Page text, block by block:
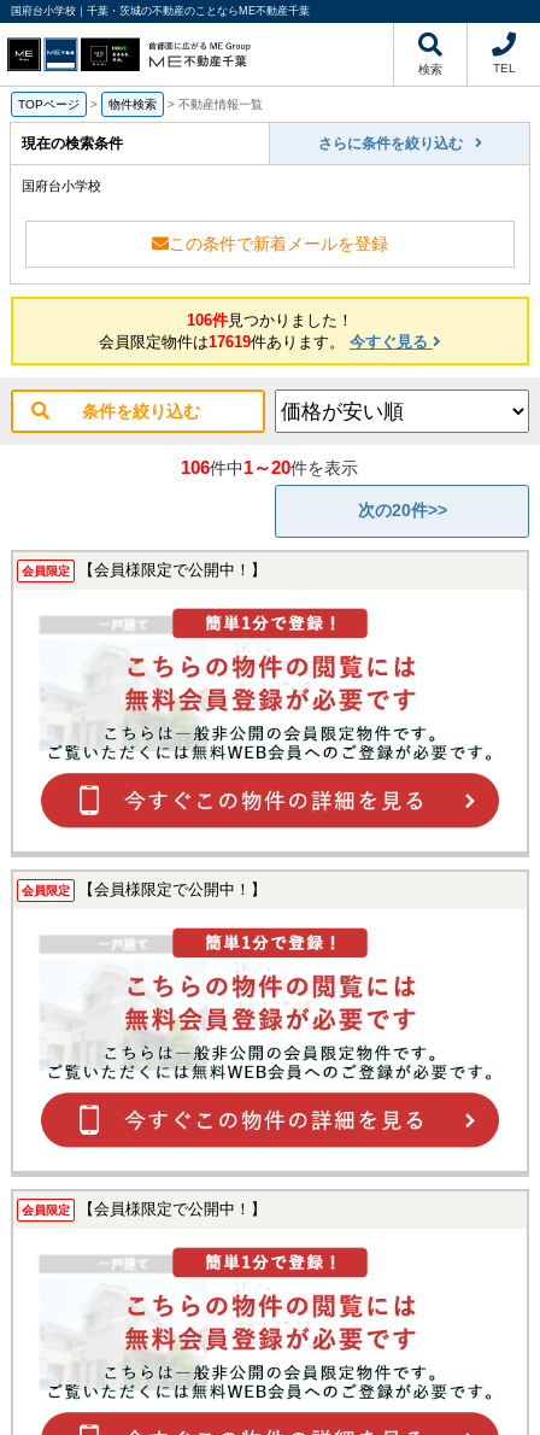
国府台小学校｜千葉・茨城の不動産のことならME不動産千葉
検索 TEL
TOPページ > 物件検索 > 不動産情報一覧
現在の検索条件 さらに条件を絞り込む
国府台小学校
この条件で新着メールを登録
106件見つかりました！
会員限定物件は17619件あります。 今すぐ見る
条件を絞り込む
106件中1～20件を表示
次の20件>>
会員限定 【会員様限定で公開中！】
会員限定 【会員様限定で公開中！】
会員限定 【会員様限定で公開中！】